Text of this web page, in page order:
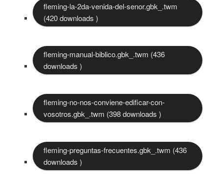
fleming-la-2da-venida-del-senor.gbk_.twm
(420 downloads )
fleming-manual-biblico.gbk_.twm (436
downloads )
fleming-no-nos-conviene-edificar-con-
vosotros.gbk_.twm (398 downloads )
fleming-preguntas-frecuentes.gbk_.twm (436
downloads )